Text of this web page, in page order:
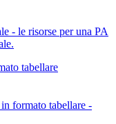
- le risorse per una PA
tabellare
formato tabellare -